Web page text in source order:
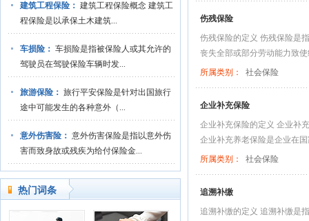
建筑工程保险： 建筑工程保险概念 建筑工
程保险是以承保土木建筑...
车损险： 车损险是指被保险人或其允许的
驾驶员在驾驶保险车辆时发...
旅游保险： 旅行平安保险是针对出国旅行
途中可能发生的各种意外（...
意外伤害险： 意外伤害保险是指以意外伤
害而致身故或残疾为给付保险金...
热门词条
伤残保险
伤残保险的定义 伤残保险是
丧失全部或部分劳动能力致
所属类别：
社会保险
企业补充保险
企业补充保险的定义 企业补
企业补充养老保险是企业在
所属类别：
社会保险
追溯补缴
追溯补缴的定义 追溯补缴是